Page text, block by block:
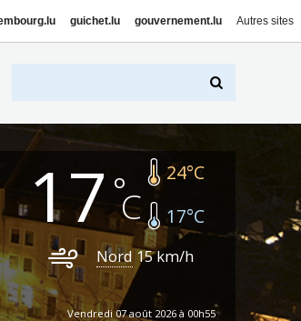
guichet.lu gouvernement.lu Autres sites
17 24°C
17°C
Nord 15km/h
Vendredi 07 août 2026 à 00h55